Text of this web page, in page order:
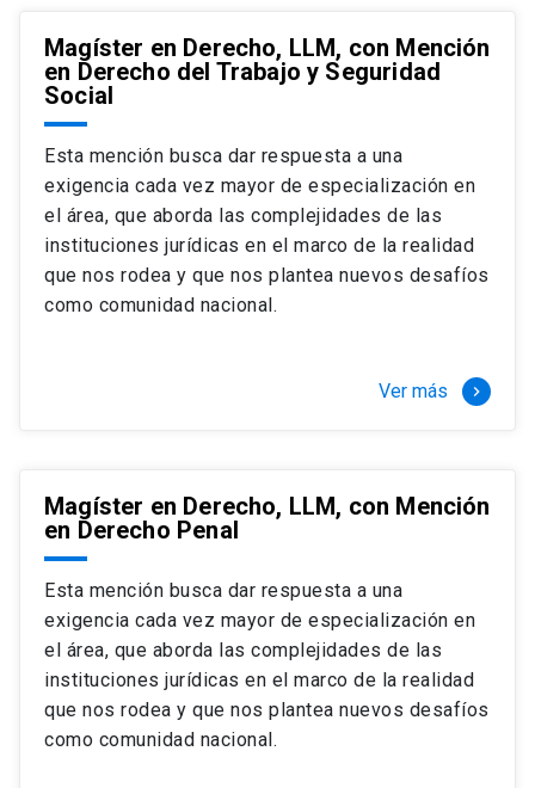
Magíster en Derecho, LLM, con Mención
en Derecho del Trabajo y Seguridad
Social
Esta mención busca dar respuesta a una
exigencia cada vez mayor de especialización en
el área, que aborda las complejidades de las
instituciones jurídicas en el marco de la realidad
que nos rodea y que nos plantea nuevos desafíos
como comunidad nacional.
Ver más keyboard_arrow_right
Magíster en Derecho, LLM, con Mención
en Derecho Penal
Esta mención busca dar respuesta a una
exigencia cada vez mayor de especialización en
el área, que aborda las complejidades de las
instituciones jurídicas en el marco de la realidad
que nos rodea y que nos plantea nuevos desafíos
como comunidad nacional.